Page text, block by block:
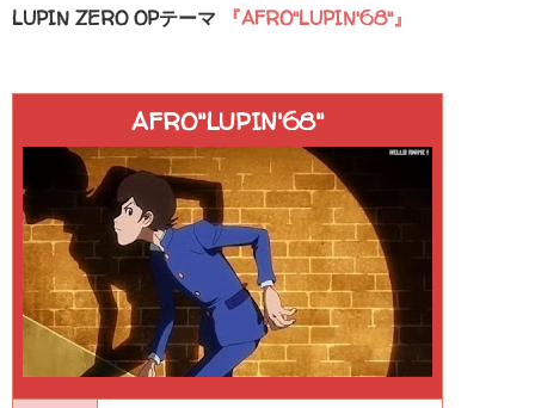
LUPIN ZERO OPテーマ 『AFRO"LUPIN'68"』
AFRO"LUPIN'68"